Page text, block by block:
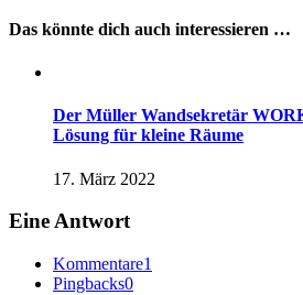
Das könnte dich auch interessieren …
Der Müller Wandsekretär
Lösung für kleine Räume
17. März 2022
Eine Antwort
Kommentare1
Pingbacks0